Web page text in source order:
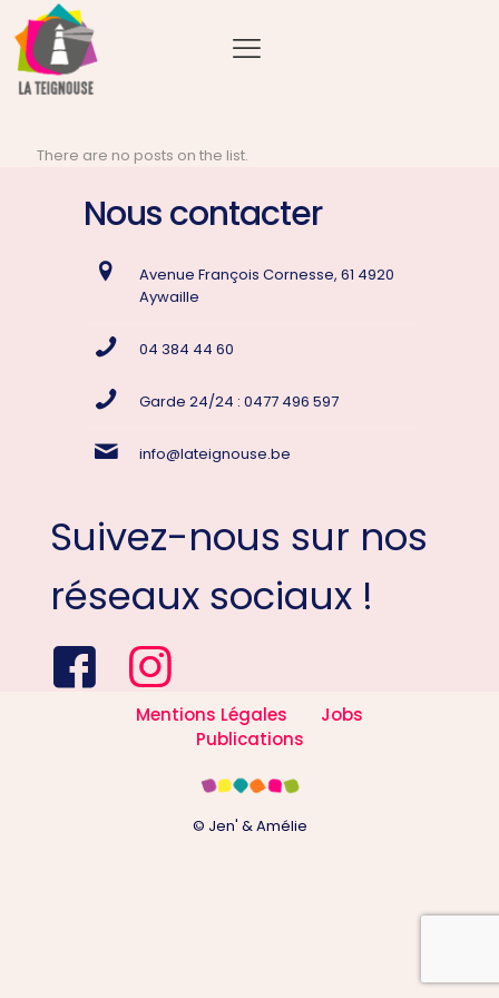
There are no posts on the list.
Nous contacter
Avenue François Cornesse, 61 4920
Aywaille
04 384 44 60
Garde 24/24 : 0477 496 597
info@lateignouse.be
Suivez-nous sur nos
réseaux sociaux !
Mentions Légales
Jobs
Publications
© Jen' & Amélie